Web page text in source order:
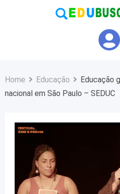
Home Educação
Educação
nacional em São Paulo – SEDUC